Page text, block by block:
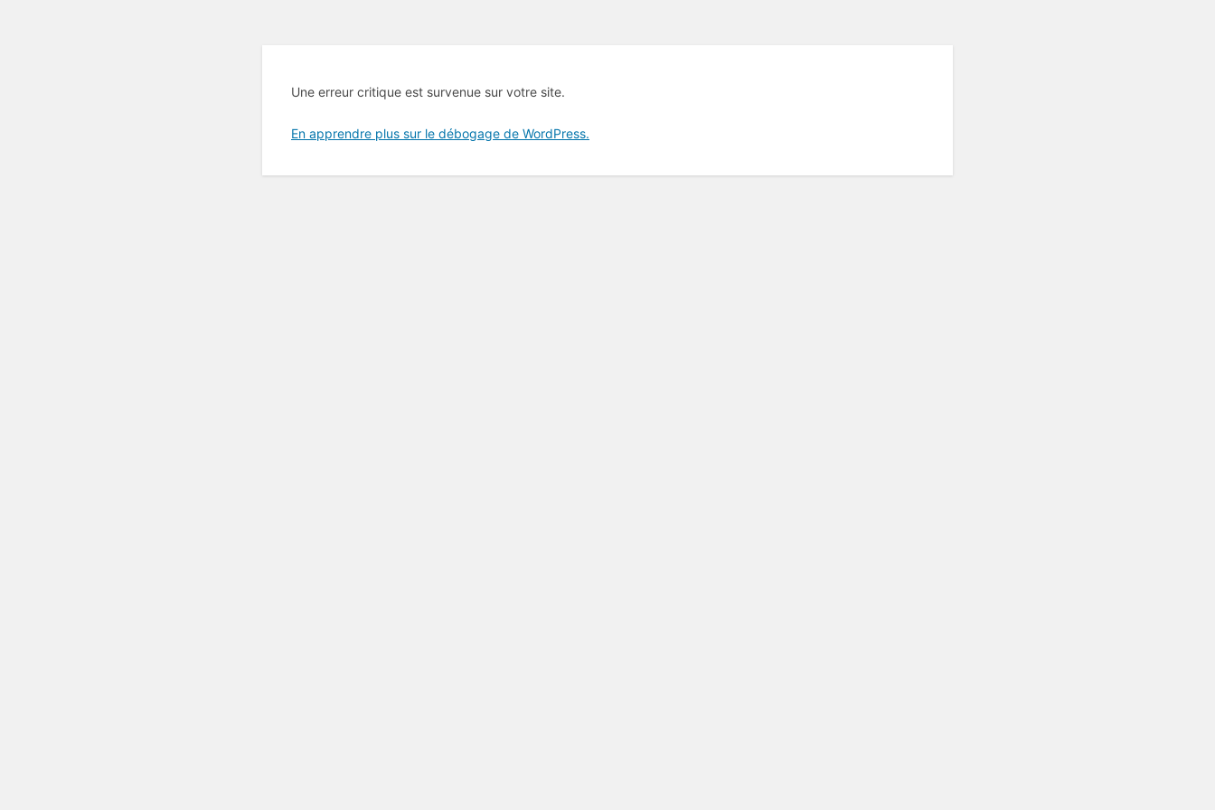
Une erreur critique est survenue sur votre site.
En apprendre plus sur le débogage de WordPress.